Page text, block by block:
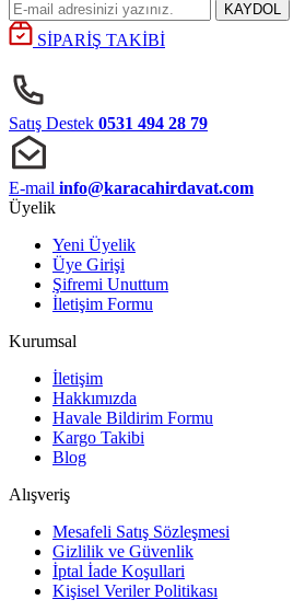
KAYDOL
SİPARİŞ TAKİBİ
Satış Destek 0531 494 28 79
E-mail info@karacahirdavat.com
Üyelik
Yeni Üyelik
Üye Girişi
Şifremi Unuttum
İletişim Formu
Kurumsal
İletişim
Hakkımızda
Havale Bildirim Formu
Kargo Takibi
Blog
Alışveriş
Mesafeli Satış Sözleşmesi
Gizlilik ve Güvenlik
İptal İade Koşullari
Kişisel Veriler Politikası